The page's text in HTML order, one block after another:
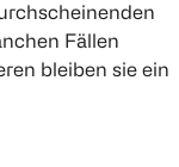
Fällen
bleiben sie ein